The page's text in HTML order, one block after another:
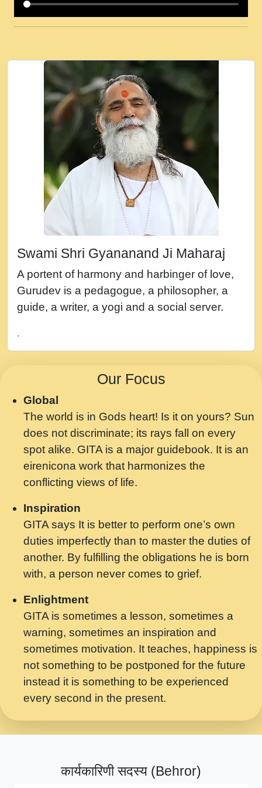
कई पकड क मर हथ र मह वदवन पहच दय! मह जन
Ki - Krishna Bhajan - New Bhajan 2020
#Ishwar Bhakti.mp3
जब से गीता ज्ञान पाया मैं बड़ी मस्ती में हूँ । 2018 -
Rishikesh - Ratan Ji Rasik.mp3
तन हल दल द सनव मड उतत सर रख क, नल रव त
गल लग जव त सर उतत हथ रख द!.mp3
तू कर प्रीतम से प्रीत, यूहीं दिन बीतते जाते हैं ।
2018 - Rishikesh - Swami Gyananand Ji
Maharaj.mp3
न म गवद गपल गद फर, पयर महन न रझद फर! shri
नह भरस रह लडडल... अपन खट करम क !!!! मह दद
सहर चरण क .....mp3
बगड नसब कसन सवर तर बगर Shri ravinandan
shastri ji maharaj.mp3
Chahe Ram Ho Chahe Shyam Ho.mp3
मझ अपन जवन बनन न आय, रठ हर क मनन न आय
Shri ravinandan shastri ji maharaj.mp3
मन अशांत मंत्र जाप - गीता प्रेरणा -Swami
Gyananand Ji Maharaj.mp3
मन बध लय परम वल कगन Special Shyam
Saawariya.mp3
मर गनय न अपरध लडडल शर रध.... Shri
ravinandan shastri ji maharaj.mp3
मेरे मन हरी का ध्यान लगा - भजन भाव - 2018 -
Rishikesh - Swami Gyananand Ji
Maharaj.mp3
यह हसरत तलब ह नकज कमर Yahi Hasraten
Talab Hai Bhav Pravah #bhajan.mp3
लडल ज बल ल क ज न लग Sadhvi Purnima Ji
7.9.2021 जवल नगर दलल #बसर.mp3
सख भ मझ पयर ह दख भ मझ पयर ह!छड म कस दत
सपरहट भजन 2021 - तर अखय ह जद भर बहर ज म
सपरहट शयम भजन - जय जय शयम जय जय शयम
Swami Shri Gyananand Ji Maharaj
A portent of harmony and harbinger of love,
Gurudev is a pedagogue, a philosopher, a
guide, a writer, a yogi and a social server.
.
Our Focus
Global
The world is in Gods heart! Is it on yours? Sun
does not discriminate; its rays fall on every
spot alike. GITA is a major guidebook. It is an
eirenicona work that harmonizes the
conflicting views of life.
Inspiration
GITA says It is better to perform one’s own
duties imperfectly than to master the duties of
another. By fulfilling the obligations he is born
with, a person never comes to grief.
Enlightment
GITA is sometimes a lesson, sometimes a
warning, sometimes an inspiration and
sometimes motivation. It teaches, happiness is
not something to be postponed for the future
instead it is something to be experienced
every second in the present.
कार्यकारिणी सदस्य (Behror)